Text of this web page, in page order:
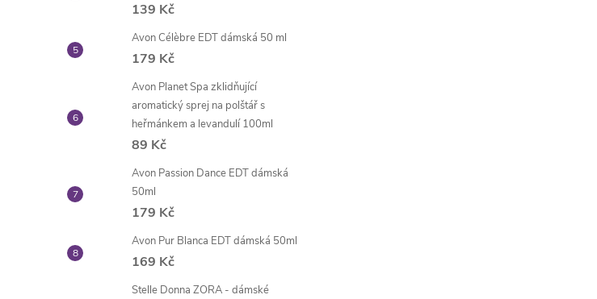
139 Kč
Avon Célèbre EDT dámská 50 ml
179 Kč
Avon Planet Spa zklidňující
aromatický sprej na polštář s
heřmánkem a levandulí 100ml
89 Kč
Avon Passion Dance EDT dámská
50ml
179 Kč
Avon Pur Blanca EDT dámská 50ml
169 Kč
Stelle Donna ZORA - dámské